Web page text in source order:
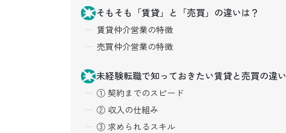
そもそも「賃貸」と「売買」の違いは？
賃貸仲介営業の特徴
売買仲介営業の特徴
未経験転職で知っておきたい賃貸と売買の違い
① 契約までのスピード
② 収入の仕組み
③ 求められるスキル